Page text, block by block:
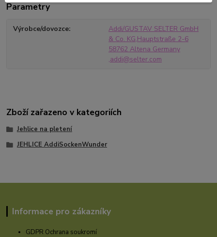
Parametry
Výrobce/dovozce
Addi/GUSTAV SELTER GmbH
& Co. KG,Hauptstraße 2-6
58762 Altena Germany
,addi@selter.com
Zboží zařazeno v kategoriích
Jehlice na pletení
JEHLICE AddiSockenWunder
Informace pro zákazníky
GDPR Ochrana soukromí